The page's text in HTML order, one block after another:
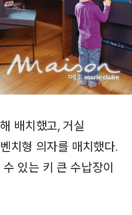
배치했고, 거실
치형 의자를 매치했다.
있는 키 큰 수납장이